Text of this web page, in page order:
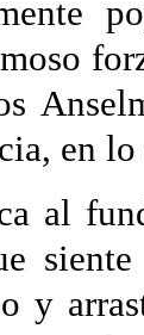
en
al
y